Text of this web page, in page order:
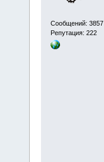
Сообщений: 3857
Репутация: 222